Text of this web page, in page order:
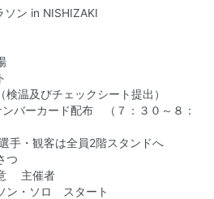
ソン in NISHIZAKI
チェックシート提出）
ード配布 （７：３０～８：
観客は全員2階スタンドへ
主催者
・ソロ スタート